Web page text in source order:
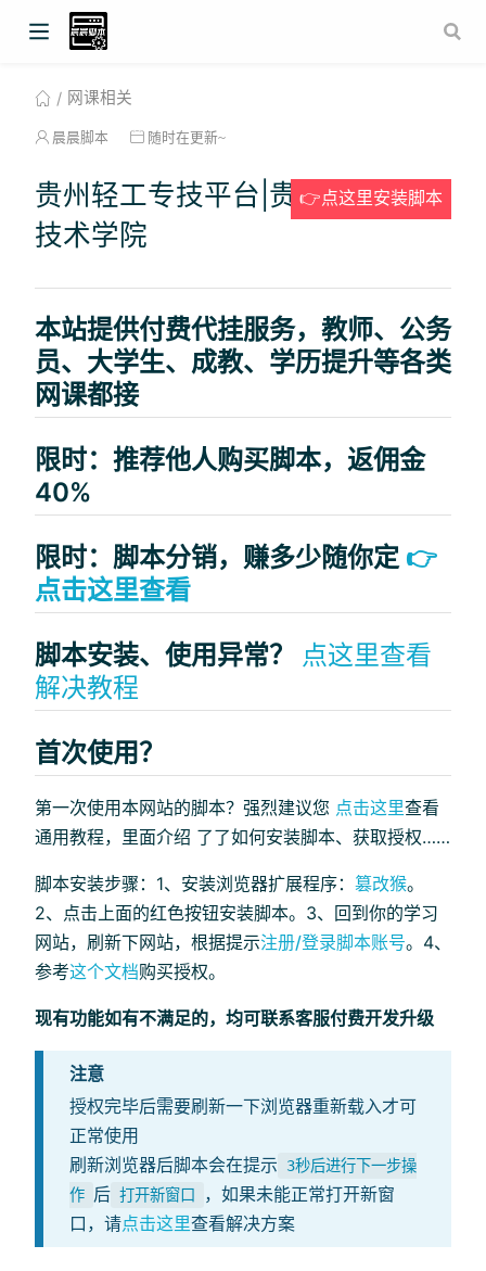
网课相关
晨晨脚本 随时在更新~
贵州轻工专技平台|贵州轻工职业
技术学院
👉点这里安装脚本
本站提供付费代挂服务，教师、公务
员、大学生、成教、学历提升等各类
网课都接
限时：推荐他人购买脚本，返佣金
40%
限时：脚本分销，赚多少随你定 👉
点击这里查看
脚本安装、使用异常？ 点这里查看
解决教程
首次使用？
第一次使用本网站的脚本？强烈建议您 点击这里查看
通用教程，里面介绍 了了如何安装脚本、获取授权……
脚本安装步骤：1、安装浏览器扩展程序： 篡改猴。
2、点击上面的红色按钮安装脚本。3、回到你的学习
网站，刷新下网站，根据提示注册/登录脚本账号。4、
参考这个文档购买授权。
现有功能如有不满足的，均可联系客服付费开发升级
注意
授权完毕后需要刷新一下浏览器重新载入才可
正常使用
刷新浏览器后脚本会在提示
3秒后进行下一步操
作 后 打开新窗口
，如果未能正常打开新窗
口，请点击这里查看解决方案